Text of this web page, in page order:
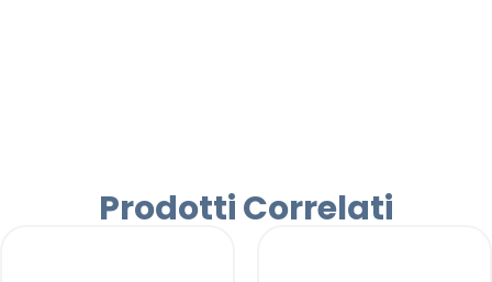
Prodotti Correlati